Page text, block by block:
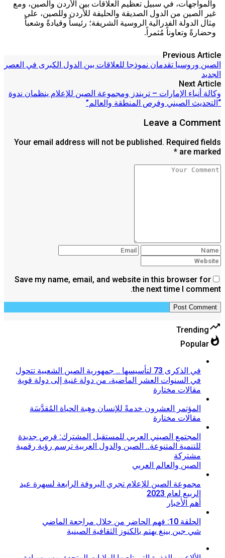
والمواجهات، في سبيل تعظيم العلاقات بين الأردن والصين، ومع
غير الصين من الدول الصديقة والحليفة للأُردن وللصين، على
مِثال الدولة الفدرالية الروسية الشريفة؛ رئيساً وقيادةً وشعباً
وحضارةً وتعاوناً مُثمراً.
Previous Article
الصين وروسيا تقدمان نموذجا للعلاقات بين الدول الكبرى في العصر
الجديد
Next Article
وكالة أنباء الإمارات – تريندز ومجموعة الصين للإعلام ينظمان ندوة
“التحديث الصيني وفرص المنطقة والعالم”
Leave a Comment
Your email address will not be published. Required fields
are marked *
Save my name, email, and website in this browser for
the next time I comment.
trending_up
Trending
whatshot
Popular
في الذكرى 73 لتأسيسها .. جمهورية الصين الشعبية تتحول
في السنوات العشر الماضية، من دولة غنية إلى دولة قوية
مقالات مختارة
المؤتمر العشرون خدمةً للإنسان وهِبة الحياة المُقدَّسَة
مقالات مختارة
المجتمع الصيني العربي للمستقبل المشترك: فرص جديدة
للتنمية المتنوعة.. الصين والدول العربية ترسم رؤية رقمية
مشتركة
الصين والعالم العربي
مجموعة الصين للإعلام تجري البروفة الرابعة لسهرة عيد
الربيع لعام 2023
أهم الأخبار
الحلقة 10: فهم الحاضر من خلال مراجعة الماضي
شي جين بينغ يهتم بالكنوز الثقافية الصينية